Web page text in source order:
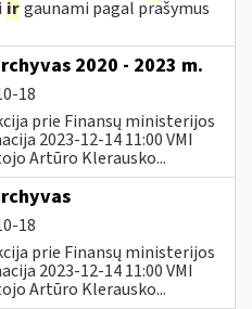
irgaunami pagal prašymus
2020 - 2023 m.
18
prie Finansų ministerijos
2023-12-14 11:00 VMI
Artūro Klerausko...
18
prie Finansų ministerijos
2023-12-14 11:00 VMI
Artūro Klerausko...